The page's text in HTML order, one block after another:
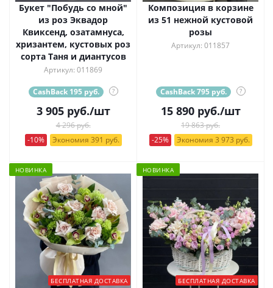
Букет "Побудь со мной"
из роз Эквадор
Квиксенд, озатамнуса,
хризантем, кустовых роз
сорта Таня и диантусов
Артикул: 011869
CashBack 195 руб. ?
3 905руб./шт
4 296 руб.
-10%
Экономия 391 руб.
Композиция в корзине
из 51 нежной кустовой
розы
Артикул: 011857
CashBack 795 руб. ?
15 890руб./шт
19 863 руб.
-25%
Экономия 3 973 руб.
НОВИНКА
БЕСПЛАТНАЯ ДОСТАВКА
НОВИНКА
БЕСПЛАТНАЯ ДОСТАВКА